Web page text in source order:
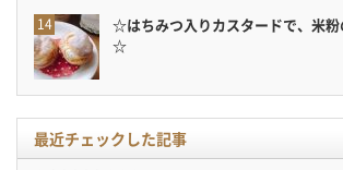
☆はちみつ入りカスタードで、米粉
☆
最近チェックした記事